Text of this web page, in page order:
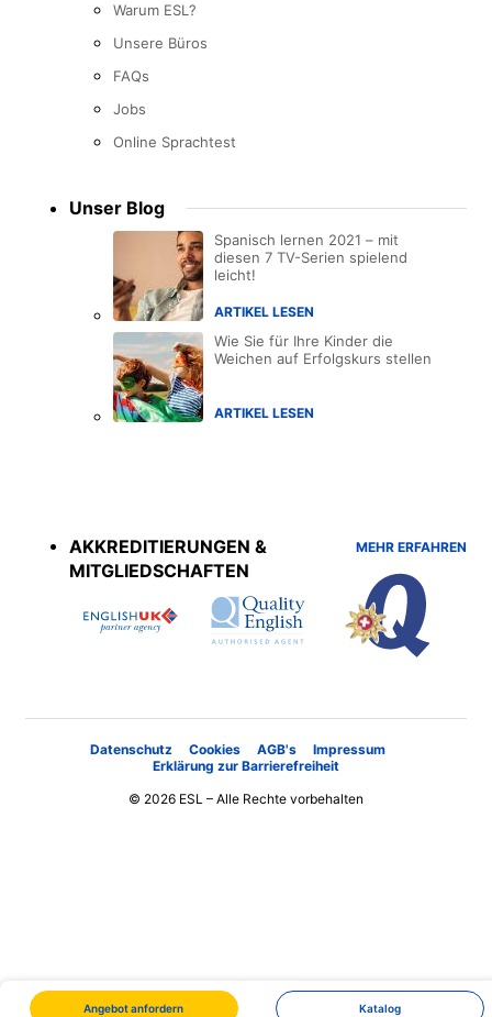
Angebot anfordern Katalog
Warum ESL?
Unsere Büros
FAQs
Jobs
Online Sprachtest
Unser Blog
Spanisch lernen 2021 – mit
diesen 7 TV-Serien spielend
leicht!
ARTIKEL LESEN
Wie Sie für Ihre Kinder die
Weichen auf Erfolgskurs stellen
ARTIKEL LESEN
AKKREDITIERUNGEN &
MITGLIEDSCHAFTEN
MEHR ERFAHREN
Datenschutz Cookies AGB's
Impressum
Erklärung zur Barrierefreiheit
© 2026 ESL – Alle Rechte vorbehalten